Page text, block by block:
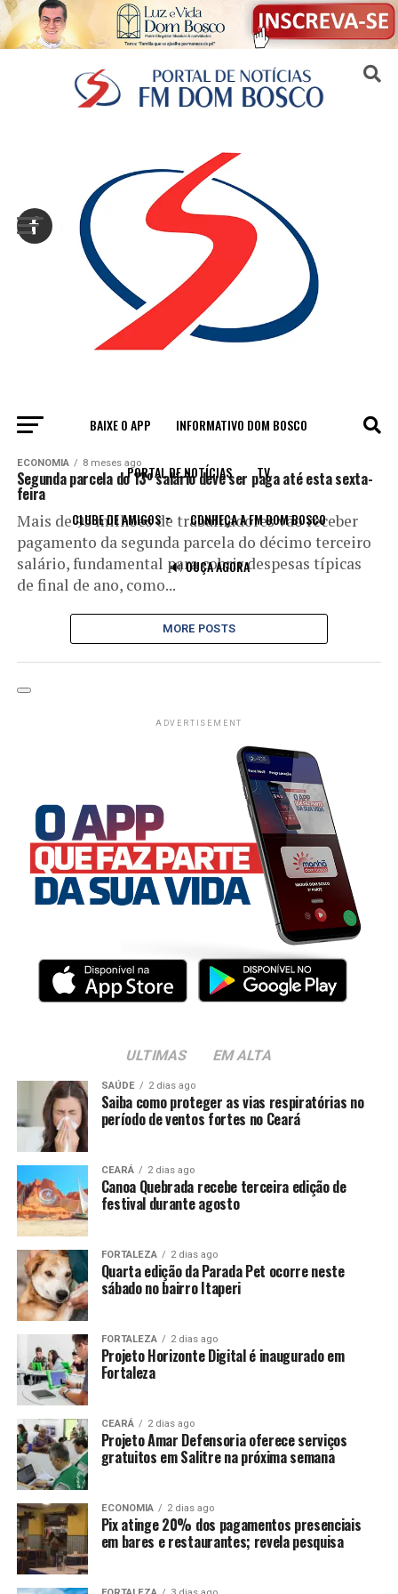
BAIXE O APP INFORMATIVO DOM BOSCO
PORTAL DE NOTÍCIAS TV
CLUBE DE AMIGOS CONHEÇA A FM DOM BOSCO
🔊 OUÇA AGORA
All posts tagged "décimo"
ECONOMIA 8 meses ago
Segunda parcela do 13º salário deve ser paga até esta sexta-
feira
Mais de 95 milhões de trabalhadores vão receber
pagamento da segunda parcela do décimo terceiro
salário, fundamental para cobrir despesas típicas
de final de ano, como...
MORE POSTS
ADVERTISEMENT
ULTIMAS EM ALTA
SAÚDE 2 dias ago
Saiba como proteger as vias respiratórias no
período de ventos fortes no Ceará
CEARÁ 2 dias ago
Canoa Quebrada recebe terceira edição de
festival durante agosto
FORTALEZA 2 dias ago
Quarta edição da Parada Pet ocorre neste
sábado no bairro Itaperi
FORTALEZA 2 dias ago
Projeto Horizonte Digital é inaugurado em
Fortaleza
CEARÁ 2 dias ago
Projeto Amar Defensoria oferece serviços
gratuitos em Salitre na próxima semana
ECONOMIA 2 dias ago
Pix atinge 20% dos pagamentos presenciais
em bares e restaurantes; revela pesquisa
Sair da versão mobile